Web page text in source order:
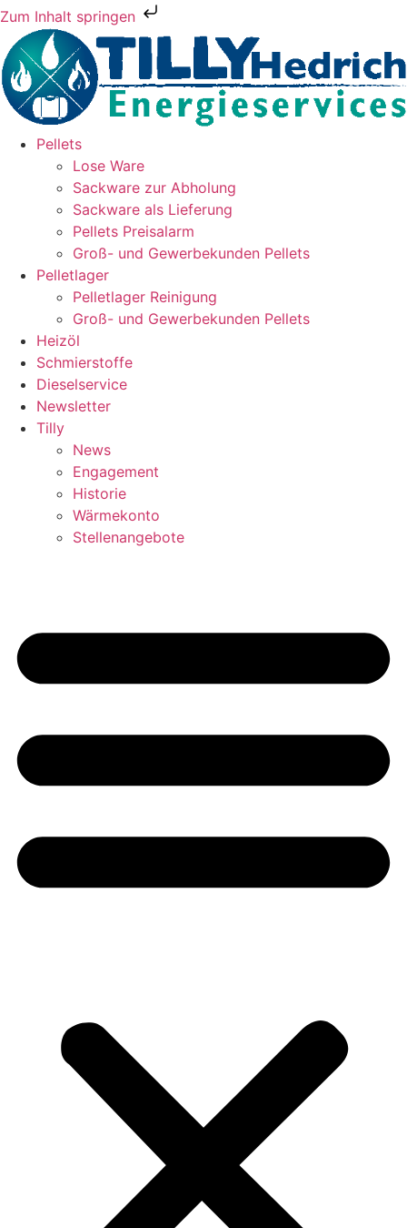
Zum Inhalt springen
Pellets
Lose Ware
Sackware zur Abholung
Sackware als Lieferung
Pellets Preisalarm
Groß- und Gewerbekunden Pellets
Pelletlager
Pelletlager Reinigung
Groß- und Gewerbekunden Pellets
Heizöl
Schmierstoffe
Dieselservice
Newsletter
Tilly
News
Engagement
Historie
Wärmekonto
Stellenangebote